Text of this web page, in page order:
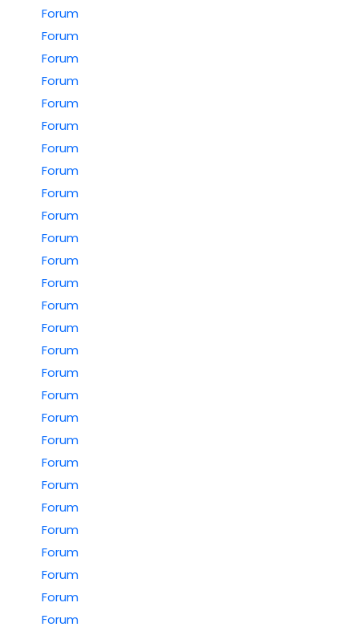
Forum
Forum
Forum
Forum
Forum
Forum
Forum
Forum
Forum
Forum
Forum
Forum
Forum
Forum
Forum
Forum
Forum
Forum
Forum
Forum
Forum
Forum
Forum
Forum
Forum
Forum
Forum
Forum